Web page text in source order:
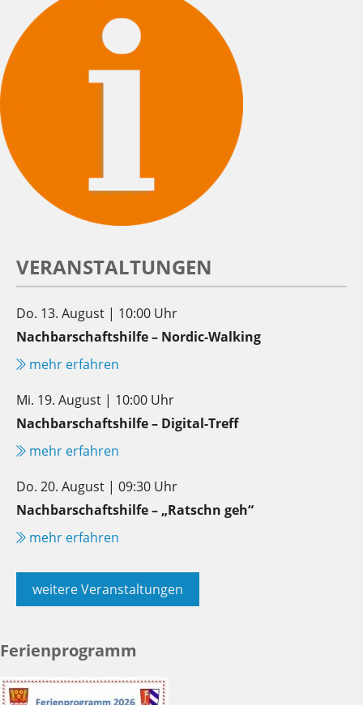
VERANSTALTUNGEN
Do. 13. August | 10:00 Uhr
Nachbarschaftshilfe – Nordic-Walking
mehr erfahren
Mi. 19. August | 10:00 Uhr
Nachbarschaftshilfe – Digital-Treff
mehr erfahren
Do. 20. August | 09:30 Uhr
Nachbarschaftshilfe – „Ratschn geh“
mehr erfahren
weitere Veranstaltungen
Ferienprogramm